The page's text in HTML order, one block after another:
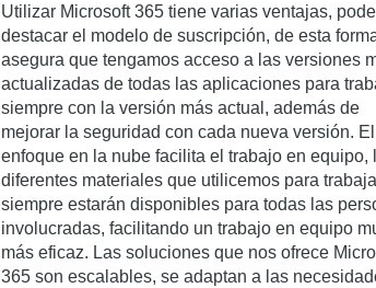
Utilizar Microsoft 365 tiene varias ventajas,
destacar el modelo de suscripción, de esta
asegura que tengamos acceso a las versiones
actualizadas de todas las aplicaciones para
siempre con la versión más actual, además de
mejorar la seguridad con cada nueva versión. El
enfoque en la nube facilita el trabajo en equipo,
diferentes materiales que utilicemos para
siempre estarán disponibles para todas las
involucradas, facilitando un trabajo en equipo
más eficaz. Las soluciones que nos ofrece
365 son escalables, se adaptan a las